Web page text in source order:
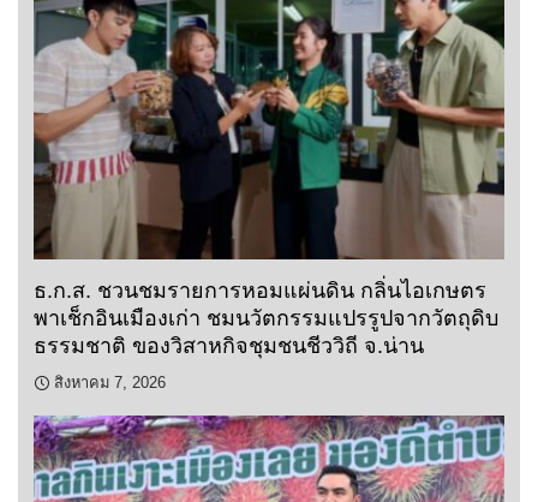
ธ.ก.ส. ชวนชมรายการหอมแผ่นดิน กลิ่นไอเกษตร
พาเช็กอินเมืองเก่า ชมนวัตกรรมแปรรูปจากวัตถุดิบ
ธรรมชาติ ของวิสาหกิจชุมชนชีววิถี จ.น่าน
สิงหาคม 7, 2026